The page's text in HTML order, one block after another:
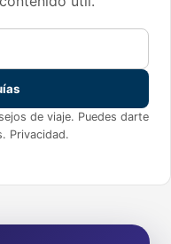
de viaje. Puedes darte
Privacidad.